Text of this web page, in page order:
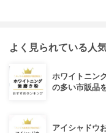
よく見られている人
ホワイトニン
の多い市販品
アイシャドウ